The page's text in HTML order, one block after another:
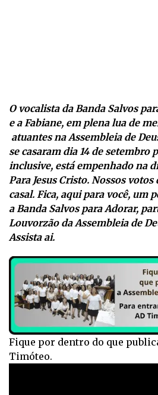
O vocalista da Banda Salvos
e a Fabiane, em plena lua de
atuantes na Assembleia de
se casaram dia 14 de setembro
inclusive, está empenhado na
Para Jesus Cristo. Nossos
casal. Fica, aqui para você, um
a Banda Salvos para Adorar,
Louvorzão da Assembleia de
Assista ai.
Fique por dentro do que
Timóteo.